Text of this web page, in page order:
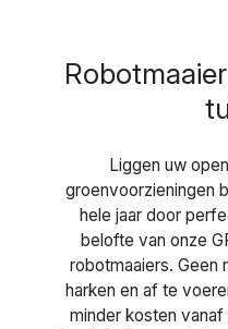
Liggen uw
groenvoorzieningen
hele jaar door
belofte van onze
robotmaaiers. Geen
harken en af te
minder kosten